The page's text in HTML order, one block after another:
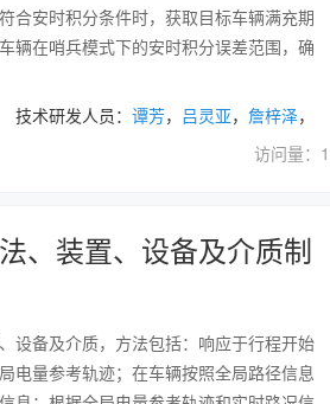
合安时积分条件时，获取目标车辆满充期
辆在哨兵模式下的安时积分误差范围，确
术研发人员： 谭芳， 吕灵亚， 詹梓泽，
访问量：1
、装置、设备及介质制
设备及介质，方法包括：响应于行程开始
电量参考轨迹；在车辆按照全局路径信息